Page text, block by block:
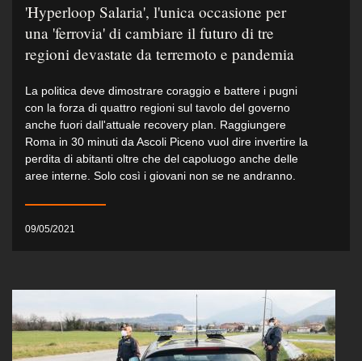
'Hyperloop Salaria', l'unica occasione per
una 'ferrovia' di cambiare il futuro di tre
regioni devastate da terremoto e pandemia
La politica deve dimostrare coraggio e battere i pugni
con la forza di quattro regioni sul tavolo del governo
anche fuori dall'attuale recovery plan. Raggiungere
Roma in 30 minuti da Ascoli Piceno vuol dire invertire la
perdita di abitanti oltre che del capoluogo anche delle
aree interne. Solo così i giovani non se ne andranno.
09/05/2021